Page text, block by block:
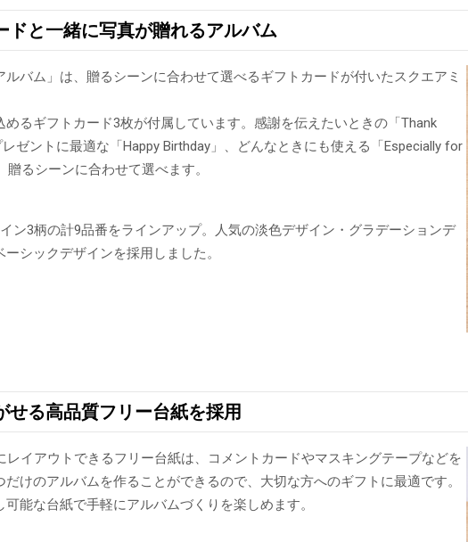
ドと一緒に写真が贈れるアルバム
ルバム」は、贈るシーンに合わせて選べるギフトカードが付いたスクエアミ
めるギフトカード3枚が付属しています。感謝を伝えたいときの「Thank
ゼントに最適な「Happy Birthday」、どんなときにも使える「Especially for
贈るシーンに合わせて選べます。
ン3柄の計9品番をラインアップ。人気の淡色デザイン・グラデーションデ
シックデザインを採用しました。
せる高品質フリー台紙を採用
レイアウトできるフリー台紙は、コメントカードやマスキングテープなどを
けのアルバムを作ることができるので、大切な方へのギフトに最適です。
能な台紙で手軽にアルバムづくりを楽しめます。